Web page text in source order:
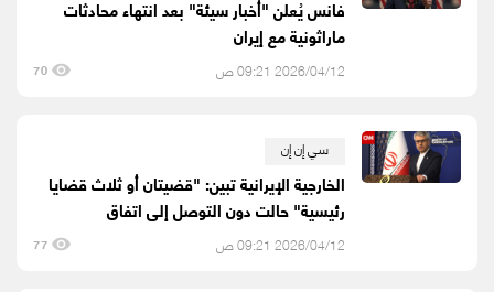
فانس يُعلن "أخبار سيئة" بعد انتهاء محادثات
ماراثونية مع إيران
2026/04/12 09:21 ص 70
سي إن إن
الخارجية الإيرانية تبين: "قضيتان أو ثلاث قضايا
رئيسية" حالت دون التوصل إلى اتفاق
2026/04/12 09:21 ص 77